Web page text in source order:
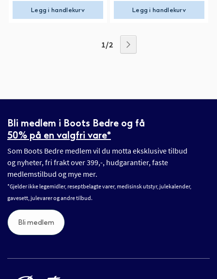
Legg i handlekurv Legg i handlekurv
1 / 2
Bli medlem i Boots Bedre og få
50% på en valgfri vare*
Som Boots Bedre medlem vil du motta eksklusive tilbud
og nyheter, fri frakt over 399,-, hudgarantier, faste
medlemstilbud og mye mer.
*Gjelder ikke legemidler, reseptbelagte varer, medisinsk utstyr, julekalender,
gavesett, julevarer og andre tilbud.
Bli medlem